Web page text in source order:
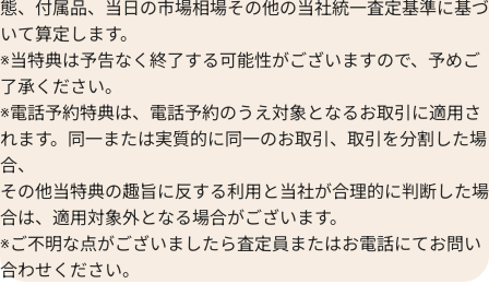
ティファニー ラビングハート ネックレス
参考買取価格
71,000
2026年6月17日時点
ティファニー テ
参考買取価格
2026年6月17日時
態、付属品、当日の市場相場その他の当社統一査定基準に基づ
いて算定します。
※当特典は予告なく終了する可能性がございますので、予めご
了承ください。
※電話予約特典は、電話予約のうえ対象となるお取引に適用さ
れます。同一または実質的に同一のお取引、取引を分割した場
合、
その他当特典の趣旨に反する利用と当社が合理的に判断した場
合は、適用対象外となる場合がございます。
※ご不明な点がございましたら査定員またはお電話にてお問い
合わせください。